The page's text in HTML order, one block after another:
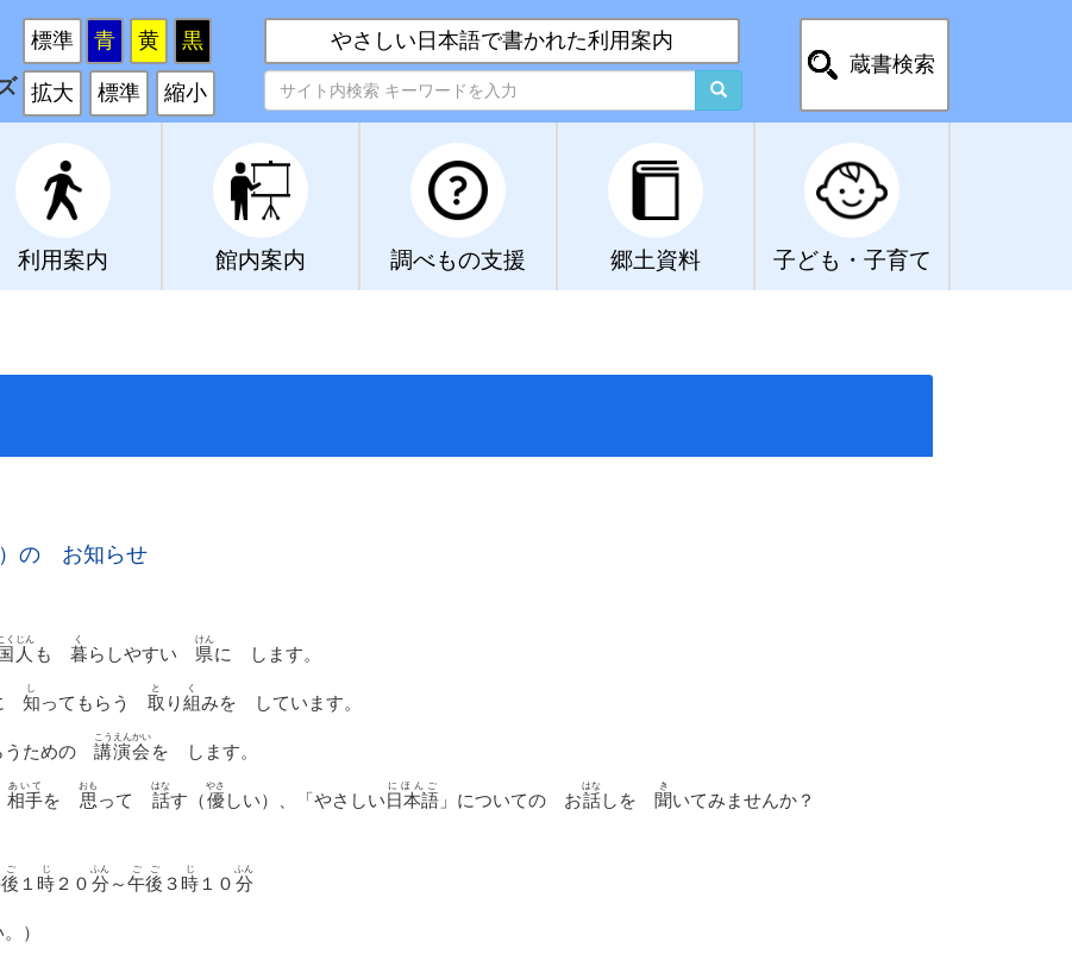
標準 青 黄
黒
拡大 標準 縮小
やさしい日本語で書かれた利用案内
蔵書検索
利用案内 館内案内 調べもの支援 郷土資料 子ども・子育て
）の お知らせ
人
くじん
も 暮
く
らしやすい 県
けん
に します。
知
し
ってもらう 取
と
り組
く
みを しています。
うための 講演会
こうえんかい
を します。
相手
あいて
を 思
おも
って 話
はな
す（優
やさ
しい）、「やさしい 日本語
にほんご
」についての お話
はな
しを 聞
き
いてみませんか？
ご
１ 時
じ
２０ 分
ふん
～午後
ごご
３ 時
じ
１０ 分
ふん
）